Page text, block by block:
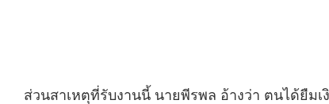
ส่วนสาเหตุที่รับงานนี้ นายพีรพล อ้างว่า ตนได้ยืม